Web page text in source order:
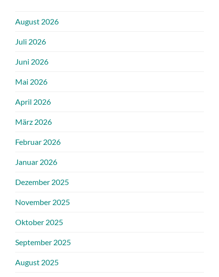
August 2026
Juli 2026
Juni 2026
Mai 2026
April 2026
März 2026
Februar 2026
Januar 2026
Dezember 2025
November 2025
Oktober 2025
September 2025
August 2025